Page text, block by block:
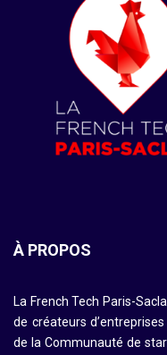
À PROPOS
La French Tech Paris-
de créateurs
de la Communauté de